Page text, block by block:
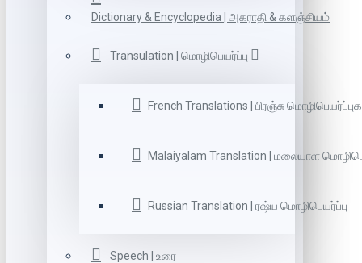
Dictionary & Encyclopedia | அகராதி & களஞ்சியம்
Transulation | மொழிபெயர்ப்பு
French Translations | பிரஞ்சு
Malaiyalam Translation | மலையாள
Russian Translation | ரஷ்ய மொழிபெயர்ப்பு
Speech | உரை